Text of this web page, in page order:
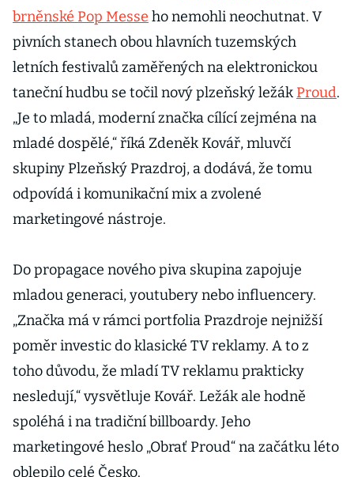
brněnské Pop Messe ho nemohli neochutnat. V
pivních stanech obou hlavních tuzemských
letních festivalů zaměřených na elektronickou
taneční hudbu se točil nový plzeňský ležák Proud.
„Je to mladá, moderní značka cílící zejména na
mladé dospělé,“ říká Zdeněk Kovář, mluvčí
skupiny Plzeňský Prazdroj, a dodává, že tomu
odpovídá i komunikační mix a zvolené
marketingové nástroje.
Do propagace nového piva skupina zapojuje
mladou generaci, youtubery nebo influencery.
„Značka má v rámci portfolia Prazdroje nejnižší
poměr investic do klasické TV reklamy. A to z
toho důvodu, že mladí TV reklamu prakticky
nesledují,“ vysvětluje Kovář. Ležák ale hodně
spoléhá i na tradiční billboardy. Jeho
marketingové heslo „Obrať Proud“ na začátku léto
oblepilo celé Česko.